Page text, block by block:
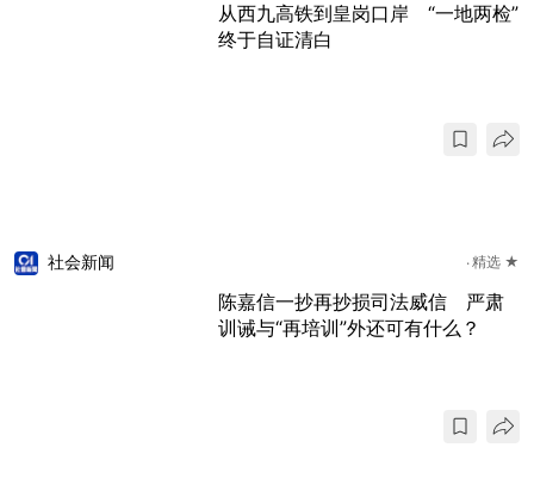
从西九高铁到皇岗口岸 “一地两检”
终于自证清白
社会新闻 精选 ★
陈嘉信一抄再抄损司法威信 严肃
训诫与“再培训”外还可有什么？